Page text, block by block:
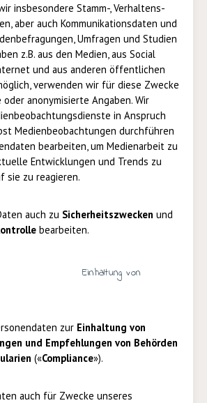
insbesondere Stamm-, Verhaltens-
aber auch Kommunikationsdaten und
Umfragen und Studien
z.B. aus den Medien, aus Social
und aus anderen öffentlichen
verwenden wir für diese Zwecke
anonymisierte Angaben. Wir
in Anspruch
Medienbeobachtungen durchführen
bearbeiten, um Medienarbeit zu
Entwicklungen und Trends zu
sie zu reagieren.
auch zu Sicherheitszwecken und
bearbeiten.
Einhaltung von
zur Einhaltung von
und Empfehlungen von Behörden
(«Compliance»).
auch für Zwecke unseres